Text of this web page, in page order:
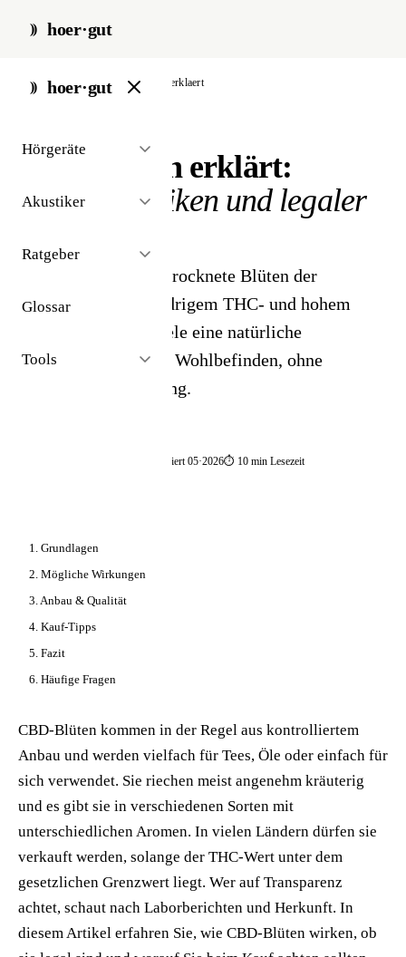
hoer·gut
hoer·gut
Hörgeräte
Akustiker
Ratgeber
Glossar
Tools
start / ratgeber / cbd-blueten-erklaert
CBD-Blüten erklärt:
Vorteile, Risiken und legaler
CBD-Blüten sind getrocknete Blüten der
Hanfpflanze mit niedrigem THC- und hohem
CBD-Gehalt - für viele eine natürliche
Alternative für mehr Wohlbefinden, ohne
berauschende Wirkung.
🔄 aktualisiert 05·2026⏱ 10 min Lesezeit
1. Grundlagen
2. Mögliche Wirkungen
3. Anbau & Qualität
4. Kauf-Tipps
5. Fazit
6. Häufige Fragen
CBD-Blüten kommen in der Regel aus kontrolliertem
Anbau und werden vielfach für Tees, Öle oder einfach für
sich verwendet. Sie riechen meist angenehm kräuterig
und es gibt sie in verschiedenen Sorten mit
unterschiedlichen Aromen. In vielen Ländern dürfen sie
verkauft werden, solange der THC-Wert unter dem
gesetzlichen Grenzwert liegt. Wer auf Transparenz
achtet, schaut nach Laborberichten und Herkunft. In
diesem Artikel erfahren Sie, wie CBD-Blüten wirken, ob